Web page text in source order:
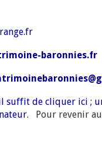
baronnies.fr
suffit de cliquer ici ;
Pour revenir